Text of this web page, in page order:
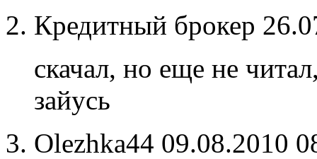
Кредитный брокер
скачал, но еще не
зайусь
Olezhka44 09.08.2010